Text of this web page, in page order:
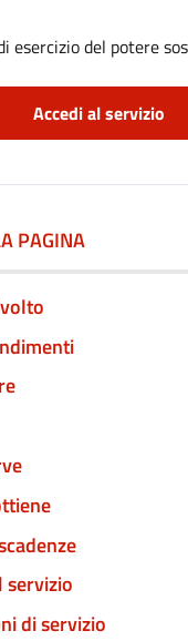
esercizio del potere
Accedi al servizio
PAGINA
servizio
di servizio